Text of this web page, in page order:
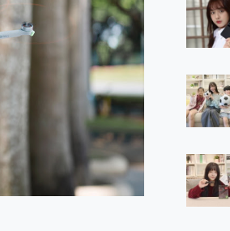
行銷宣告驗證的手機配件品牌
，「Slogan 海報徵稿活動」好康大放
5000mAh薄型磁吸無線急速行動電源
暖調溫裝置 開箱 評測
嗨翻天！支援 iOS/Android！
拍攝需求？
已上線 每月免費送你 300分鐘轉寫
存方案登場，趕快來AGI亞奇雷挑戰任
5合1 磁吸無線急速行動電源 開箱 評
旅行夥伴！帶給您優異的安全性與強
27型」 4K IPS 輕薄商用智慧